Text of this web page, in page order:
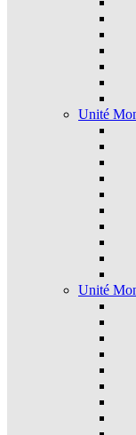
Unité
Unité